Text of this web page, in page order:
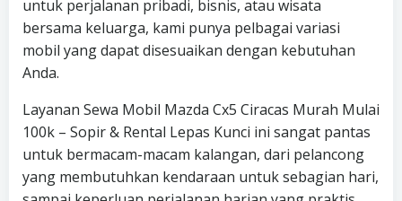
untuk perjalanan pribadi, bisnis, atau wisata
bersama keluarga, kami punya pelbagai variasi
mobil yang dapat disesuaikan dengan kebutuhan
Anda.
Layanan Sewa Mobil Mazda Cx5 Ciracas Murah Mulai
100k – Sopir & Rental Lepas Kunci ini sangat pantas
untuk bermacam-macam kalangan, dari pelancong
yang membutuhkan kendaraan untuk sebagian hari,